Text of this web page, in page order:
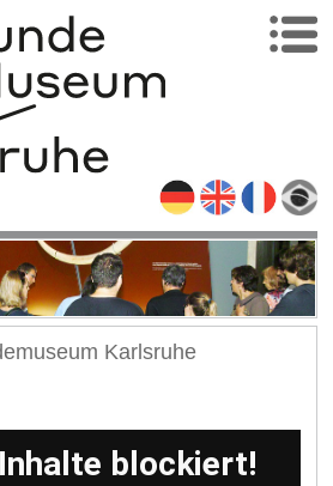
Karlsruhe
blockiert!